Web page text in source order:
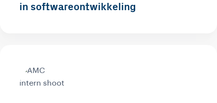
in softwareontwikkeling